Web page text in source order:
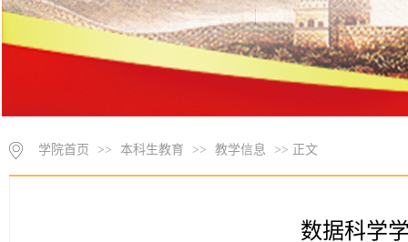
学院首页 >> 本科生教育 >> 教学信息 >> 正文
数据科学